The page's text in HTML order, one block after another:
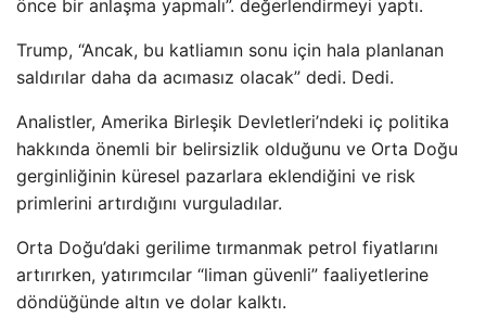
önce bir anlaşma yapmalı”. değerlendirmeyi yaptı.
Trump, “Ancak, bu katliamın sonu için hala planlanan
saldırılar daha da acımasız olacak” dedi. Dedi.
Analistler, Amerika Birleşik Devletleri’ndeki iç politika
hakkında önemli bir belirsizlik olduğunu ve Orta Doğu
gerginliğinin küresel pazarlara eklendiğini ve risk
primlerini artırdığını vurguladılar.
Orta Doğu’daki gerilime tırmanmak petrol fiyatlarını
artırırken, yatırımcılar “liman güvenli” faaliyetlerine
döndüğünde altın ve dolar kalktı.